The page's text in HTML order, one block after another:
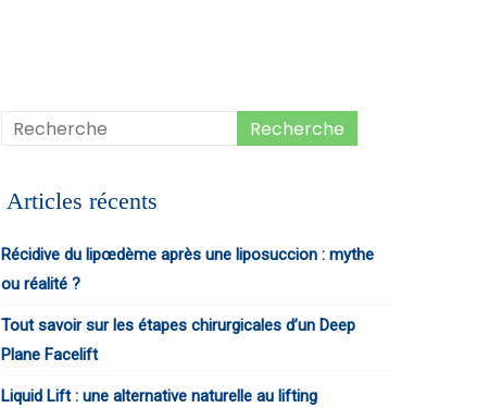
Articles récents
Récidive du lipœdème après une liposuccion : mythe
ou réalité ?
Tout savoir sur les étapes chirurgicales d’un Deep
Plane Facelift
Liquid Lift : une alternative naturelle au lifting